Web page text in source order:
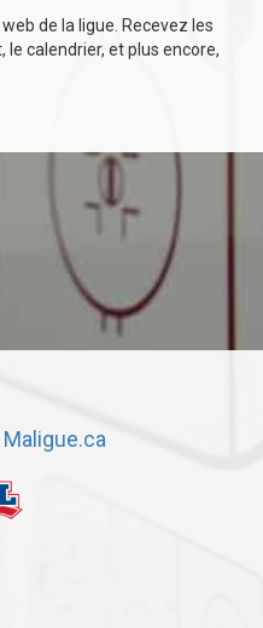
de la ligue. Recevez les
calendrier, et plus encore,
Maligue.ca